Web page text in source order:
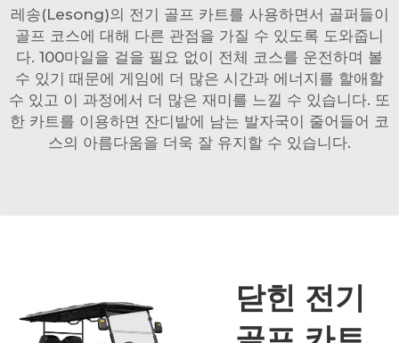
레송(Lesong)의 전기 골프 카트를 사용하면서 골퍼들이
골프 코스에 대해 다른 관점을 가질 수 있도록 도와줍니
다. 100마일을 걸을 필요 없이 전체 코스를 운전하며 볼
수 있기 때문에 게임에 더 많은 시간과 에너지를 할애할
수 있고 이 과정에서 더 많은 재미를 느낄 수 있습니다. 또
한 카트를 이용하면 잔디밭에 남는 발자국이 줄어들어 코
스의 아름다움을 더욱 잘 유지할 수 있습니다.
닫힌 전기